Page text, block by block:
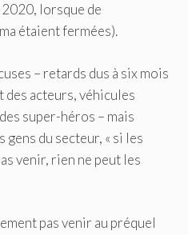
lorsque de
étaient fermées).
– retards dus à six mois
des acteurs, véhicules
super-héros – mais
du secteur, « si les
venir, rien ne peut les
pas venir au préquel